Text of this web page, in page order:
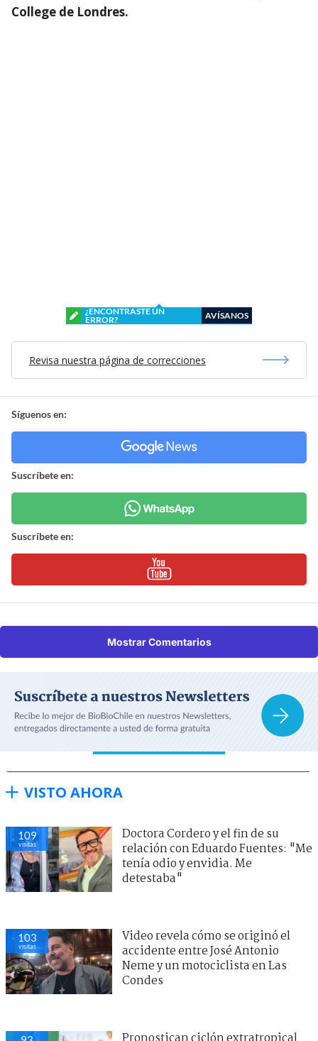
College de Londres.
¿ENCONTRASTE UN
ERROR?
AVÍSANOS
Revisa nuestra página de correcciones
Síguenos en:
Suscríbete en:
Suscríbete en:
Mostrar Comentarios
VISTO AHORA
109
visitas
Doctora Cordero y el fin de su
relación con Eduardo Fuentes: "Me
tenía odio y envidia. Me
detestaba"
103
visitas
Video revela cómo se originó el
accidente entre José Antonio
Neme y un motociclista en Las
Condes